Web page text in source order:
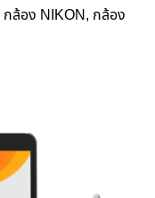
ล้อง NIKON, กล้อง